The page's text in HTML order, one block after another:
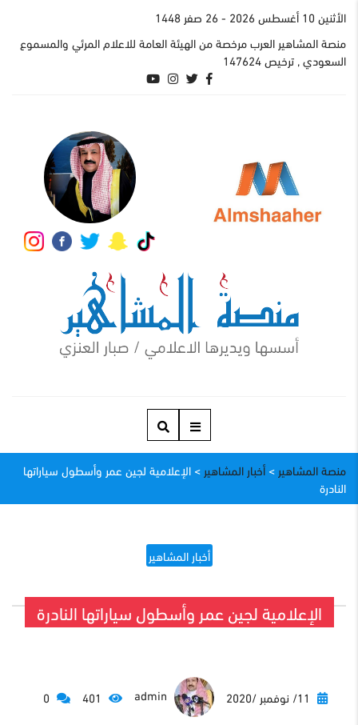
اﻷثنين 10 أغسطس 2026
- 26 صفر 1448
منصة المشاهير العرب مرخصة من الهيئة العامة للاعلام المرئي والمسموع
السعودي , ترخيص 147624
منصة المشاهير >أخبار المشاهير > الإعلامية لجين عمر وأسطول سياراتها
النادرة
أخبار المشاهير
الإعلامية لجين عمر وأسطول سياراتها النادرة